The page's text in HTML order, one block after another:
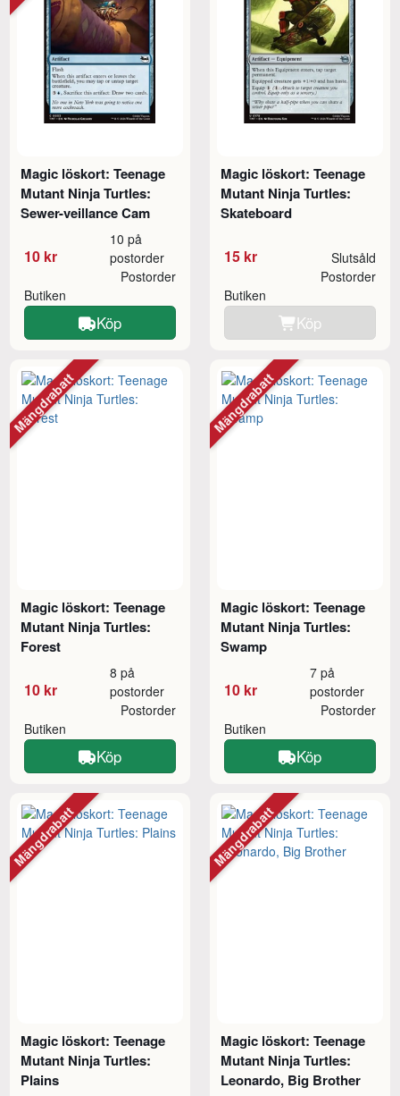
Magic löskort: Teenage
Mutant Ninja Turtles:
Sewer-veillance Cam
10 kr
10 på
postorder
Butiken
Postorder
Köp
Magic löskort: Teenage
Mutant Ninja Turtles:
Skateboard
15 kr Slutsåld
Butiken
Postorder
Köp
Magic löskort: Teenage
Mutant Ninja Turtles:
Forest
10 kr
8 på
postorder
Butiken
Postorder
Köp
Mängdrabatt
Magic löskort: Teenage
Mutant Ninja Turtles:
Swamp
10 kr
7 på
postorder
Butiken
Postorder
Köp
Mängdrabatt
Magic löskort: Teenage
Mutant Ninja Turtles:
Plains
Mängdrabatt
Magic löskort: Teenage
Mutant Ninja Turtles:
Leonardo, Big Brother
Mängdrabatt